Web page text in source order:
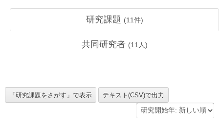
研究課題 (11件)
共同研究者 (11 人)